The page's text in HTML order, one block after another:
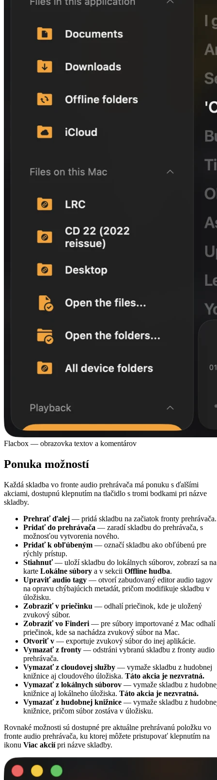
Flacbox — obrazovka textov a komentárov
Ponuka možností
Každá skladba vo fronte audio prehrávača má ponuku s ďalšími
akciami, dostupnú klepnutím na tlačidlo s tromi bodkami pri názve
skladby.
Prehrať ďalej — pridá skladbu na začiatok fronty prehrávača.
Pridať do prehrávača — zaradí skladbu do prehrávača, s
možnosťou vytvorenia nového.
Pridať k obľúbeným — označí skladbu ako obľúbenú pre
rýchly prístup.
Stiahnuť— uloží skladbu do lokálnych súborov, zobrazí sa na
karte Lokálne súbory a v sekcii Offline hudba.
Upraviť audio tagy — otvorí zabudovaný editor audio tagov
na opravu chýbajúcich metadát, pričom modifikuje skladbu v
úložisku.
Zobraziť v priečinku — odhalí priečinok, kde je uložený
zvukový súbor.
Zobraziť vo Finderi — pre súbory importované z Mac odhalí
priečinok, kde sa nachádza zvukový súbor na Mac.
Otvoriť v — exportuje zvukový súbor do inej aplikácie.
Vymazať z fronty — odstráni vybranú skladbu z fronty audio
prehrávača.
Vymazať z cloudovej služby — vymaže skladbu z hudobnej
knižnice aj cloudového úložiska. Táto akcia je nezvratná.
Vymazať z lokálnych súborov — vymaže skladbu z
knižnice aj lokálneho úložiska. Táto akcia je nezvratná.
Vymazať z hudobnej knižnice — vymaže skladbu z
knižnice, pričom súbor zostáva v úložisku.
Rovnaké možnosti sú dostupné pre aktuálne prehrávanú položku vo
fronte audio prehrávača, ku ktorej môžete pristupovať klepnutím na
ikonu Viac akciípri názve skladby.